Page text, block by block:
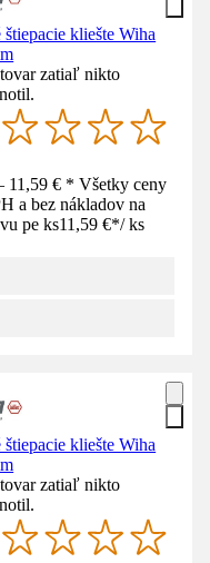
štiepacie kliešte Wiha
zatiaľ nikto
€ * Všetky ceny
a bez nákladov na
pe ks11,59 €*/ ks
štiepacie kliešte Wiha
zatiaľ nikto